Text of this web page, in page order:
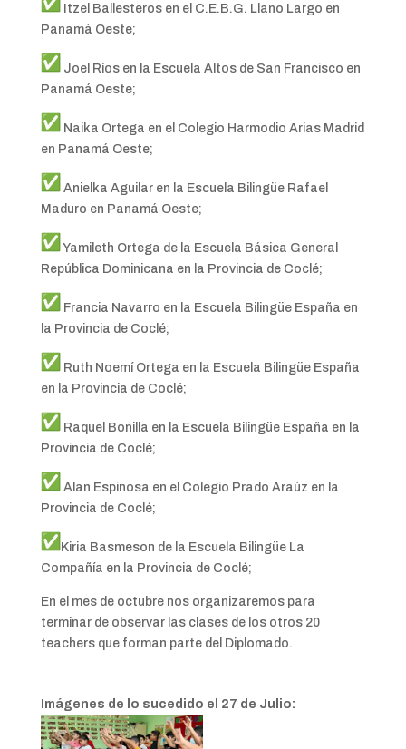
Itzel Ballesteros en el C.E.B.G. Llano Largo en
Panamá Oeste;
Joel Ríos en la Escuela Altos de San Francisco en
Panamá Oeste;
Naika Ortega en el Colegio Harmodio Arias Madrid
en Panamá Oeste;
Anielka Aguilar en la Escuela Bilingüe Rafael
Maduro en Panamá Oeste;
Yamileth Ortega de la Escuela Básica General
República Dominicana en la Provincia de Coclé;
Francia Navarro en la Escuela Bilingüe España en
la Provincia de Coclé;
Ruth Noemí Ortega en la Escuela Bilingüe España
en la Provincia de Coclé;
Raquel Bonilla en la Escuela Bilingüe España en la
Provincia de Coclé;
Alan Espinosa en el Colegio Prado Araúz en la
Provincia de Coclé;
Kiria Basmeson de la Escuela Bilingüe La
Compañía en la Provincia de Coclé;
En el mes de octubre nos organizaremos para
terminar de observar las clases de los otros 20
teachers que forman parte del Diplomado.
Imágenes de lo sucedido el 27 de Julio: